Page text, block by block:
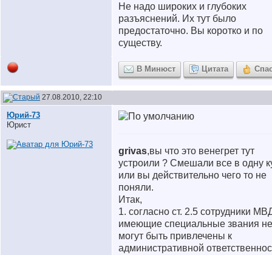
Не надо широких и глубоких
разъяснений. Их тут было
предостаточно. Вы коротко и по
существу.
В Минюст Цитата
27.08.2010, 22:10
Юрий-73
Юрист
grivas,вы что это венегрет тут
устроили ? Смешали все в одну
или вы действительно чего то не
поняли.
Итак,
1. согласно ст. 2.5 сотрудники
имеющие специальные звания не
могут быть привлечены к
административной